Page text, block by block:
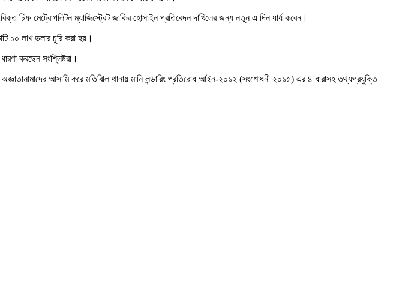
চিফ মেট্রোপলিটন ম্যাজিস্ট্রেট জাকির হোসাইন প্রতিবেদন দাখিলের জন্য নতুন এ দিন ধার্য করেন।
১০ লাখ ডলার চুরি করা হয়।
করছেন সংশ্লিষ্টরা।
অজ্ঞাতানামাদের আসামি করে মতিঝিল থানায় মানি লন্ডারিং প্রতিরোধ আইন-২০১২ (সংশোধনী ২০১৫) এর ৪ ধারাসহ তথ্যপ্রযুক্তি